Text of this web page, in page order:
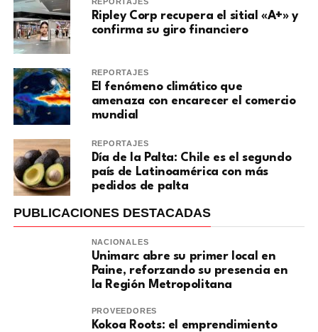
Ripley Corp recupera el sitial «A+» y
confirma su giro financiero
REPORTAJES
El fenómeno climático que
amenaza con encarecer el comercio
mundial
REPORTAJES
Día de la Palta: Chile es el segundo
país de Latinoamérica con más
pedidos de palta
PUBLICACIONES DESTACADAS
NACIONALES
Unimarc abre su primer local en
Paine, reforzando su presencia en
la Región Metropolitana
PROVEEDORES
Kokoa Roots: el emprendimiento